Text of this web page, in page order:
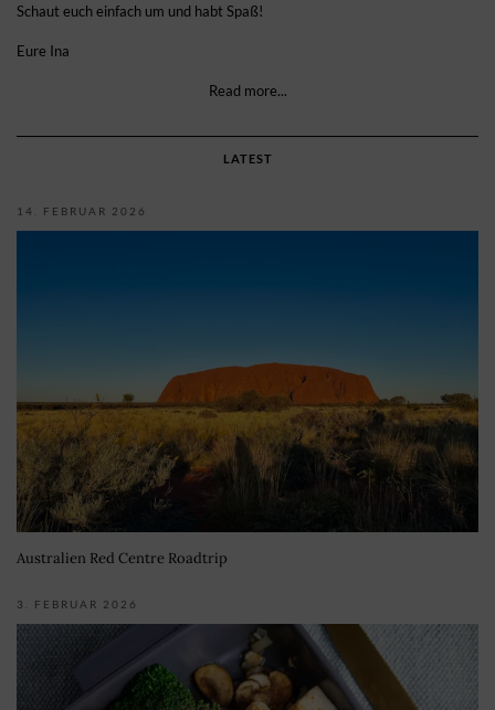
Schaut euch einfach um und habt Spaß!
Eure Ina
Read more...
LATEST
14. FEBRUAR 2026
Australien Red Centre Roadtrip
3. FEBRUAR 2026